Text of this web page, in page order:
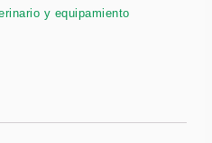
y equipamiento